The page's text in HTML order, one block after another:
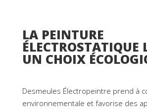
LA PEINTURE
ÉLECTROSTATIQUE
UN CHOIX
Desmeules Électropeintre prend à
environnementale et favorise des